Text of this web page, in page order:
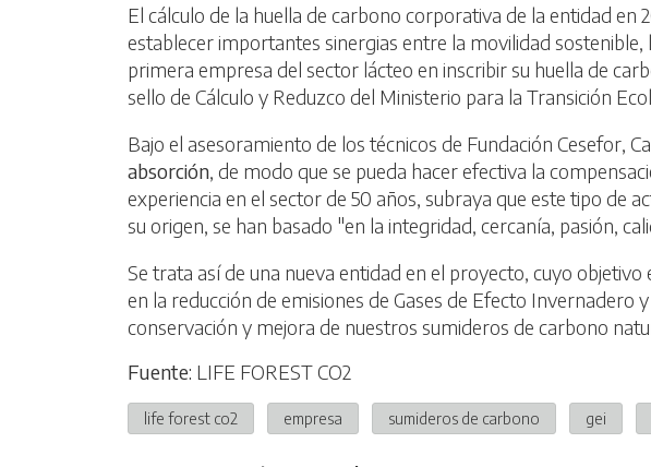
El cálculo de la huella de carbono corporativa de la entidad
establecer importantes sinergias entre la movilidad
primera empresa del sector lácteo en inscribir su huella de
sello de Cálculo y Reduzco del Ministerio para la Transición
Bajo el asesoramiento de los técnicos de Fundación Cesefor,
absorción , de modo que se pueda hacer efectiva la
experiencia en el sector de 50 años, subraya que este tipo de
su origen, se han basado "en la integridad, cercanía, pasión,
Se trata así de una nueva entidad en el proyecto, cuyo
en la reducción de emisiones de Gases de Efecto
conservación y mejora de nuestros sumideros de carbono
Fuente: LIFE FOREST CO2
life forest co2 empresa sumideros de carbono gei